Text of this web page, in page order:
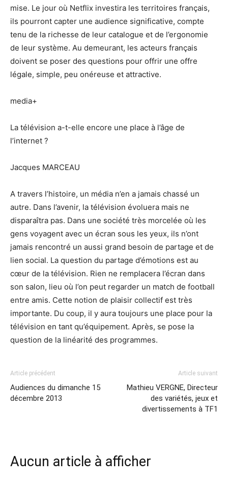
mise. Le jour où Netflix investira les territoires français,
ils pourront capter une audience significative, compte
tenu de la richesse de leur catalogue et de l’ergonomie
de leur système. Au demeurant, les acteurs français
doivent se poser des questions pour offrir une offre
légale, simple, peu onéreuse et attractive.
media+
La télévision a-t-elle encore une place à l’âge de
l’internet ?
Jacques MARCEAU
A travers l’histoire, un média n’en a jamais chassé un
autre. Dans l’avenir, la télévision évoluera mais ne
disparaîtra pas. Dans une société très morcelée où les
gens voyagent avec un écran sous les yeux, ils n’ont
jamais rencontré un aussi grand besoin de partage et de
lien social. La question du partage d’émotions est au
cœur de la télévision. Rien ne remplacera l’écran dans
son salon, lieu où l’on peut regarder un match de football
entre amis. Cette notion de plaisir collectif est très
importante. Du coup, il y aura toujours une place pour la
télévision en tant qu’équipement. Après, se pose la
question de la linéarité des programmes.
Article précédent
Audiences du dimanche 15
décembre 2013
Article suivant
Mathieu VERGNE, Directeur
des variétés, jeux et
divertissements à TF1
Aucun article à afficher